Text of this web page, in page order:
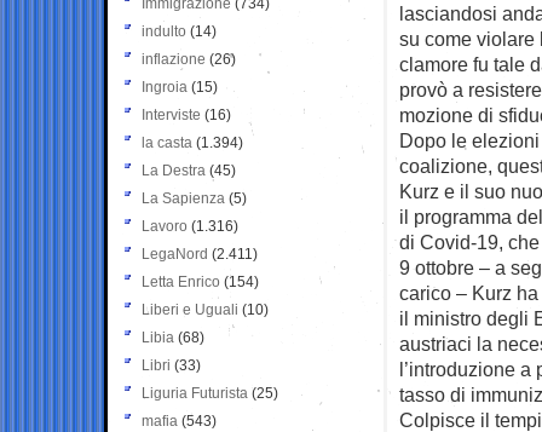
lasciandosi
su come violare
clamore fu tale
provò a
mozione di
Dopo le
coalizione,
Kurz e il suo
il programma
di Covid-19,
9 ottobre – a
carico – Kurz
il ministro degli
austriaci la
l’introduzione a
tasso di
Colpisce il
Immigrazione (734)
indulto (14)
inflazione (26)
Ingroia (15)
Interviste (16)
la casta (1.394)
La Destra (45)
La Sapienza (5)
Lavoro (1.316)
LegaNord (2.411)
Letta Enrico (154)
Liberi e Uguali (10)
Libia (68)
Libri (33)
Liguria Futurista (25)
mafia (543)